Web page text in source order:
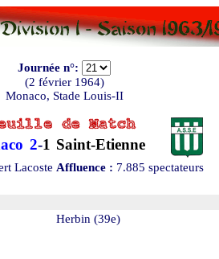
Journée n°:
(2 février 1964)
Monaco, Stade Louis-II
2-1 Saint-Etienne
Lacoste Affluence : 7.885 spectateurs
Herbin (39e)